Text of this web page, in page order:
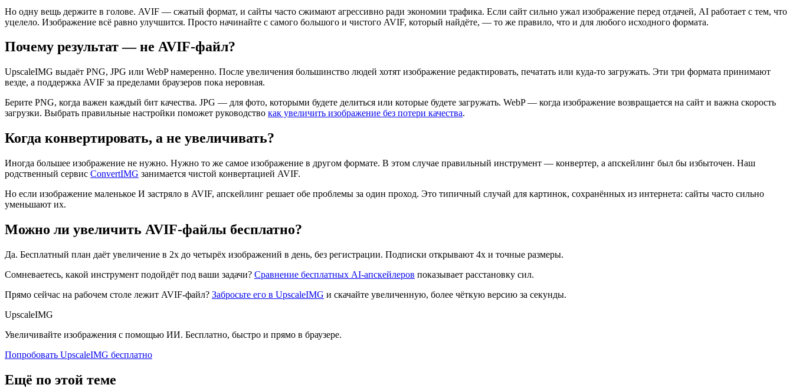
Но одну вещь держите в голове. AVIF — сжатый формат, и сайты часто сжимают агрессивно ради экономии трафика. Если сайт сильно ужал изображение перед отдачей, AI работает с тем, что
уцелело. Изображение всё равно улучшится. Просто начинайте с самого большого и чистого AVIF, который найдёте, — то же правило, что и для любого исходного формата.
Почему результат — не AVIF-файл?
UpscaleIMG выдаёт PNG, JPG или WebP намеренно. После увеличения большинство людей хотят изображение редактировать, печатать или куда-то загружать. Эти три формата принимают
везде, а поддержка AVIF за пределами браузеров пока неровная.
Берите PNG, когда важен каждый бит качества. JPG — для фото, которыми будете делиться или которые будете загружать. WebP — когда изображение возвращается на сайт и важна скорость
загрузки. Выбрать правильные настройки поможет руководство как увеличить изображение без потери качества.
Когда конвертировать, а не увеличивать?
Иногда большее изображение не нужно. Нужно то же самое изображение в другом формате. В этом случае правильный инструмент — конвертер, а апскейлинг был бы избыточен. Наш
родственный сервис ConvertIMG занимается чистой конвертацией AVIF.
Но если изображение маленькое И застряло в AVIF, апскейлинг решает обе проблемы за один проход. Это типичный случай для картинок, сохранённых из интернета: сайты часто сильно
уменьшают их.
Можно ли увеличить AVIF-файлы бесплатно?
Да. Бесплатный план даёт увеличение в 2x до четырёх изображений в день, без регистрации. Подписки открывают 4x и точные размеры.
Сомневаетесь, какой инструмент подойдёт под ваши задачи? Сравнение бесплатных AI-апскейлеров показывает расстановку сил.
Прямо сейчас на рабочем столе лежит AVIF-файл? Забросьте его в UpscaleIMG и скачайте увеличенную, более чёткую версию за секунды.
UpscaleIMG
Увеличивайте изображения с помощью ИИ. Бесплатно, быстро и прямо в браузере.
Попробовать UpscaleIMG бесплатно
Ещё по этой теме